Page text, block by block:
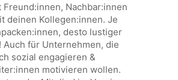
Freund:innen, Nachbar:innen
deinen Kollegen:innen. Je
desto lustiger
Auch für Unternehmen, die
sozial engagieren &
motivieren wollen.